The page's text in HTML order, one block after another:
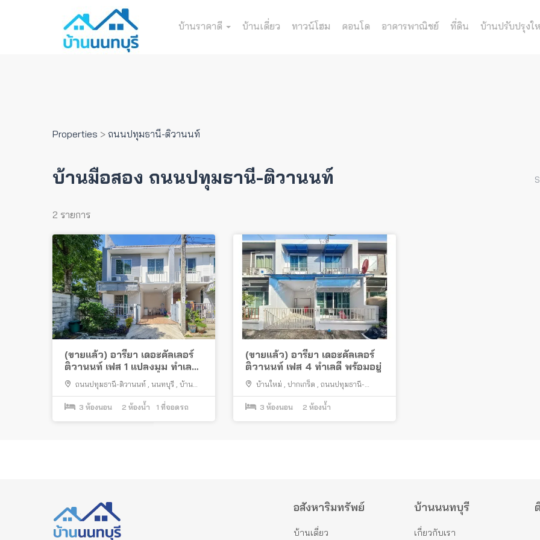
บ้านราคาดี บ้านเดี่ยว ทาวน์โฮม คอนโด อาคารพาณิชย์ ที่ดิน บ้านปรับปรุงใ
Properties > ถนนปทุมธานี-ติวานนท์
บ้านมือสอง ถนนปทุมธานี-ติวานนท์
2 รายการ
(ขายแล้ว) อารียา เดอะคัลเลอร์
ติวานนท์ เฟส 1 แปลงมุม ทำเลดี
ตรงข้ามตลาดดวงแก้ว
ถนนปทุมธานี-ติวานนท์ , นนทบุรี , บ้าน
ใหม่ , ปากเกร็ด
3 ห้องนอน 2 ห้องน้ำ 1 ที่จอดรถ
(ขายแล้ว) อารียา เดอะคัลเลอร์
ติวานนท์ เฟส 4 ทำเลดี พร้อมอยู่
บ้านใหม่ , ปากเกร็ด , ถนนปทุมธานี-
ติวานนท์ , นนทบุรี
3 ห้องนอน 2 ห้องน้ำ
อสังหาริมทรัพย์
บ้านเดี่ยว
บ้านนนทบุรี
เกี่ยวกับเรา